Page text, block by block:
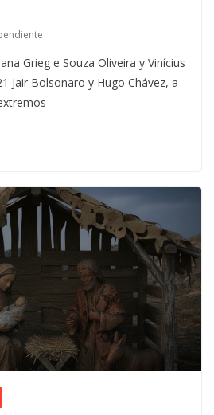
Grieg e Souza Oliveira y Vinícius
Jair Bolsonaro y Hugo Chávez, a